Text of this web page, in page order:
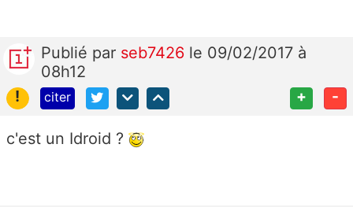
Publié par seb7426 le 09/02/2017 à
08h12
!
citer + -
c'est un Idroid ?